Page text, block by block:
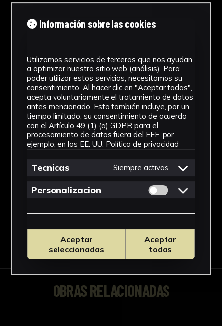
Fotografías
Cronología
2000
Técnica
Fotografía
Materiales
Celulosa de acetato
Ver más
Descargar Ficha
OBRAS RELACIONADAS
Información sobre las cookies
Utilizamos servicios de terceros que nos ayudan
a optimizar nuestro sitio web (análisis). Para
poder utilizar estos servicios, necesitamos su
consentimiento. Al hacer clic en "Aceptar todas",
acepta voluntariamente el tratamiento de datos
antes mencionado. Esto también incluye, por un
tiempo limitado, su consentimiento de acuerdo
con el Artículo 49 (1) (a) GDPR para el
procesamiento de datos fuera del EEE, por
ejemplo, en los EE. UU. Política de privacidad
Tecnicas Siempre activas
Personalizacion Permitir cookies
Aceptar
seleccionadas
Aceptar
todas